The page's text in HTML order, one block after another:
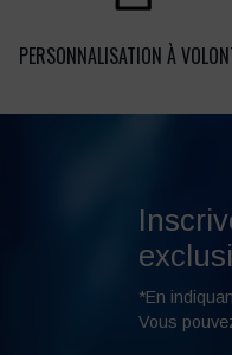
PERSONNALISATION À
*En
Vous